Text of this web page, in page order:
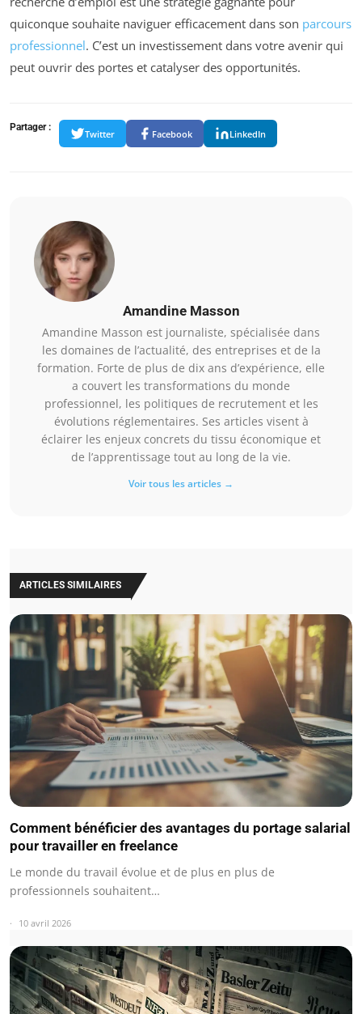
quiconque souhaite naviguer efficacement dans son parcours
professionnel. C’est un investissement dans votre avenir qui
peut ouvrir des portes et catalyser des opportunités.
Partager :
Twitter Facebook LinkedIn
Amandine Masson
Amandine Masson est journaliste, spécialisée dans
les domaines de l’actualité, des entreprises et de la
formation. Forte de plus de dix ans d’expérience, elle
a couvert les transformations du monde
professionnel, les politiques de recrutement et les
évolutions réglementaires. Ses articles visent à
éclairer les enjeux concrets du tissu économique et
de l’apprentissage tout au long de la vie.
Voir tous les articles →
ARTICLES SIMILAIRES
Comment bénéficier des avantages du portage salarial
pour travailler en freelance
Le monde du travail évolue et de plus en plus de
professionnels souhaitent…
10 avril 2026